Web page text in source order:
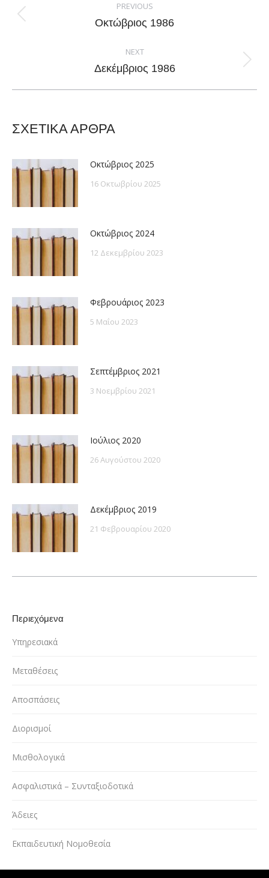
navigation
PREVIOUS
Previous
Οκτώβριος 1986
NEXT
Next
Δεκέμβριος 1986
ΣΧΕΤΙΚΑ ΑΡΘΡΑ
Οκτώβριος 2025
16 Οκτωβρίου 2025
Οκτώβριος 2024
12 Δεκεμβρίου 2023
Φεβρουάριος 2023
5 Μαΐου 2023
Σεπτέμβριος 2021
3 Νοεμβρίου 2021
Ιούλιος 2020
26 Αυγούστου 2020
Δεκέμβριος 2019
21 Φεβρουαρίου 2020
Περιεχόμενα
Υπηρεσιακά
Μεταθέσεις
Αποσπάσεις
Διορισμοί
Μισθολογικά
Ασφαλιστικά – Συνταξιοδοτικά
Άδειες
Εκπαιδευτική Νομοθεσία